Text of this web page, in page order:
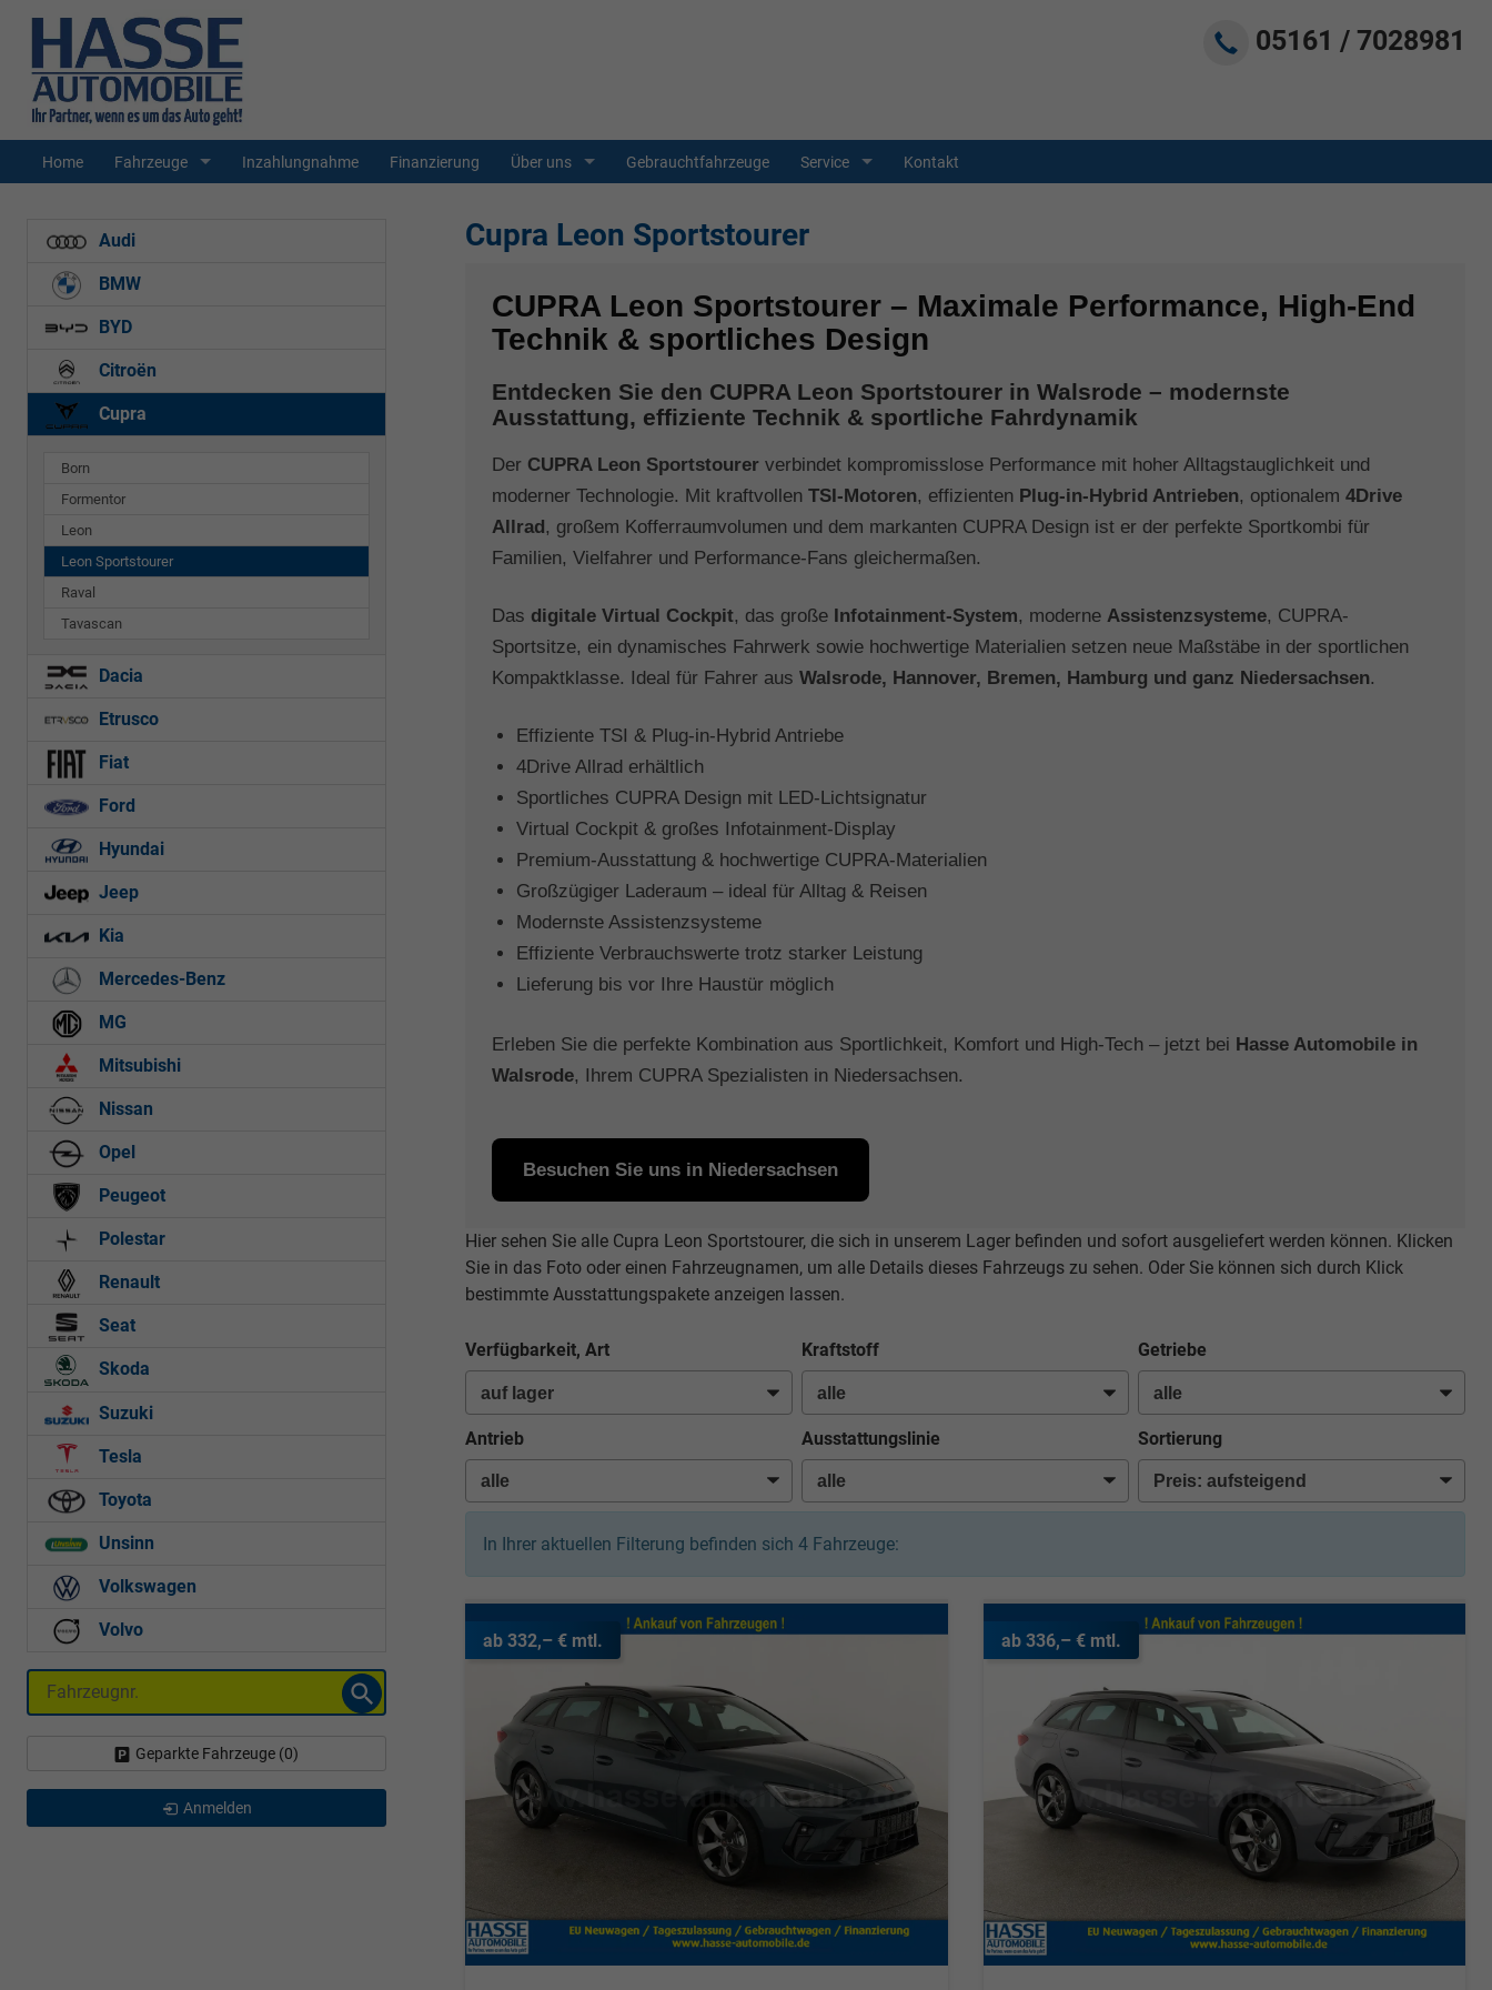
05161 / 7028981
Home Fahrzeuge Inzahlungnahme Finanzierung Über uns Gebrauchtfahrzeuge Service Kontakt
Cupra Leon Sportstourer
CUPRA Leon Sportstourer – Maximale Performance, High-End
Technik & sportliches Design
Entdecken Sie den CUPRA Leon Sportstourer in Walsrode – modernste
Ausstattung, effiziente Technik & sportliche Fahrdynamik
Der CUPRA Leon Sportstourer verbindet kompromisslose Performance mit hoher Alltagstauglichkeit und
moderner Technologie. Mit kraftvollenTSI-Motoren, effizienten Plug-in-Hybrid Antrieben, optionalem4Drive
Allrad, großem Kofferraumvolumen und dem markanten CUPRA Design ist er der perfekte Sportkombi für
Familien, Vielfahrer und Performance-Fans gleichermaßen.
Das digitale Virtual Cockpit, das große Infotainment-System, moderneAssistenzsysteme, CUPRA-
Sportsitze, ein dynamisches Fahrwerk sowie hochwertige Materialien setzen neue Maßstäbe in der sportlichen
Kompaktklasse. Ideal für Fahrer ausWalsrode, Hannover, Bremen, Hamburg und ganz Niedersachsen.
Effiziente TSI & Plug-in-Hybrid Antriebe
4Drive Allrad erhältlich
Sportliches CUPRA Design mit LED-Lichtsignatur
Virtual Cockpit & großes Infotainment-Display
Premium-Ausstattung & hochwertige CUPRA-Materialien
Großzügiger Laderaum – ideal für Alltag & Reisen
Modernste Assistenzsysteme
Effiziente Verbrauchswerte trotz starker Leistung
Lieferung bis vor Ihre Haustür möglich
Erleben Sie die perfekte Kombination aus Sportlichkeit, Komfort und High-Tech – jetzt bei Hasse Automobile in
Walsrode, Ihrem CUPRA Spezialisten in Niedersachsen.
Besuchen Sie uns in Niedersachsen
Hier sehen Sie alle Cupra Leon Sportstourer, die sich in unserem Lager befinden und sofort ausgeliefert werden können. Klicken
Sie in das Foto oder einen Fahrzeugnamen, um alle Details dieses Fahrzeugs zu sehen. Oder Sie können sich durch Klick
bestimmte Ausstattungspakete anzeigen lassen.
Verfügbarkeit, Art Kraftstoff Getriebe
Antrieb Ausstattungslinie Sortierung
In Ihrer aktuellen Filterung befinden sich4 Fahrzeuge:
ab 332,– € mtl. ab 336,– € mtl.
Audi
BMW
BYD
Citroën
Cupra
Born
Formentor
Leon
Leon Sportstourer
Raval
Tavascan
Dacia
Etrusco
Fiat
Ford
Hyundai
Jeep
Kia
Mercedes-Benz
MG
Mitsubishi
Nissan
Opel
Peugeot
Polestar
Renault
Seat
Skoda
Suzuki
Tesla
Toyota
Unsinn
Volkswagen
Volvo
Fahrzeugnr.
Geparkte Fahrzeuge (0)
Anmelden